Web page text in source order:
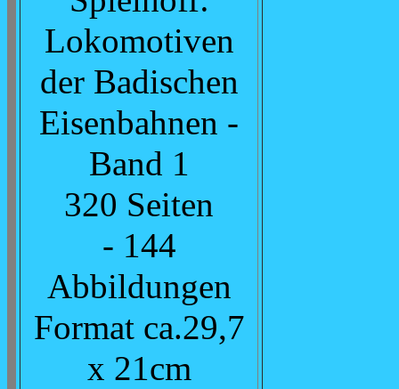
Lokomotiven
der Badischen
Eisenbahnen -
Band 1
320 Seiten
- 144
Abbildungen
Format ca.29,7
x 21cm